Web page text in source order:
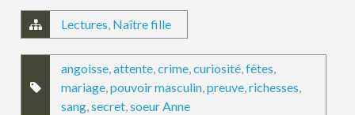
Lectures, Naître fille
angoisse,attente,crime,curiosité,fêtes,
mariage,pouvoir masculin,preuve,richesses,
sang,secret,soeur Anne